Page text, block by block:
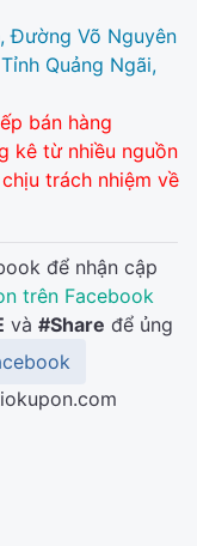
Đường Võ Nguyên
Quảng Ngãi,
bán hàng
kê từ nhiều nguồn
trách nhiệm về
để nhận cập
trên Facebook
và #Share để ủng